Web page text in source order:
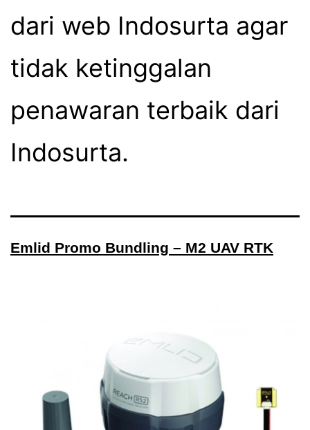
dari web Indosurta agar
tidak ketinggalan
penawaran terbaik dari
Indosurta.
Emlid Promo Bundling – M2 UAV RTK